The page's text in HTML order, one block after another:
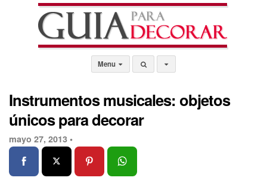
Menu
Instrumentos musicales: objetos
únicos para decorar
mayo 27, 2013 •